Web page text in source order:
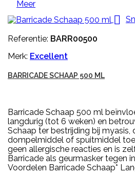
Meer

Referentie: BARR00500
Merk: Excellent
BARRICADE SCHAAP 500 ML
Barricade Schaap 500 ml
langdurig (tot 6 weken) en
Schaap ter bestrijding bij myasis,
dompelmiddel of spuitmiddel
geen allergische reacties en is
Barricade als geurmasker tegen
Voordelen Barricade Schaap*